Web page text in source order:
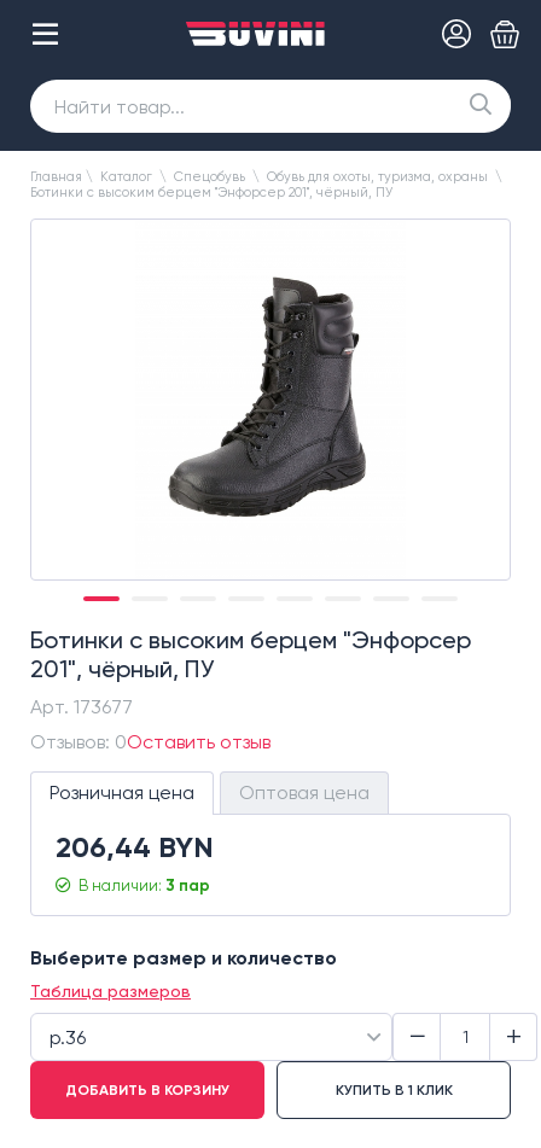
Главная \ Каталог \ Спецобувь \ Обувь для охоты, туризма, охраны
\
Ботинки с высоким берцем "Энфорсер 201", чёрный, ПУ
Ботинки с высоким берцем "Энфорсер
201", чёрный, ПУ
Арт. 173677
Отзывов: 0Оставить отзыв
Розничная цена Оптовая цена
206,44 BYN
В наличии: 3 пар
Выберите размер и количество
Таблица размеров
р.36
р.36
− +
ДОБАВИТЬ В КОРЗИНУ КУПИТЬ В 1 КЛИК